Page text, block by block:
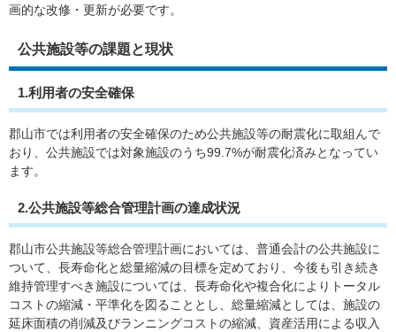
画的な改修・更新が必要です。
公共施設等の課題と現状
1.利用者の安全確保
郡山市では利用者の安全確保のため公共施設等の耐震化に取組んで
おり、公共施設では対象施設のうち99.7%が耐震化済みとなってい
ます。
2.公共施設等総合管理計画の達成状況
郡山市公共施設等総合管理計画においては、普通会計の公共施設に
ついて、長寿命化と総量縮減の目標を定めており、今後も引き続き
維持管理すべき施設については、長寿命化や複合化によりトータル
コストの縮減・平準化を図ることとし、総量縮減としては、施設の
延床面積の削減及びランニングコストの縮減、資産活用による収入